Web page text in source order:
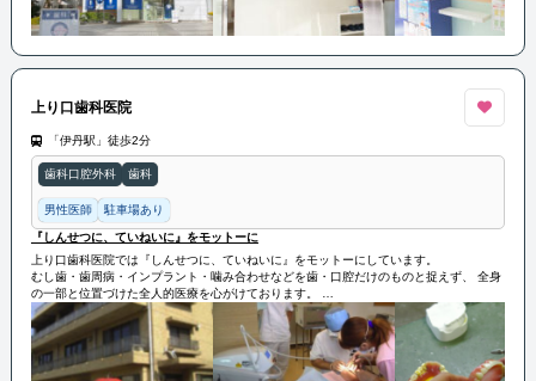
上り口歯科医院
「伊丹駅」徒歩2分
歯科口腔外科 歯科
男性医師 駐車場あり
『しんせつに、ていねいに』をモットーに
上り口歯科医院では『しんせつに、ていねいに』をモットーにしています。
むし歯・歯周病・インプラント・噛み合わせなどを歯・口腔だけのものと捉えず、 全身
の一部と位置づけた全人的医療を心がけております。
上り口歯科医院では患者様に安心快適に治療を受けていただけるよう、 器具機械の衛生
管理には非常に気を配っております。